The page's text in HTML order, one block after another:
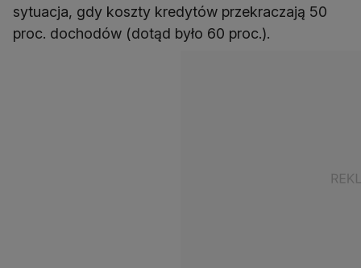
sytuacja, gdy koszty kredytów przekraczają 50
proc. dochodów (dotąd było 60 proc.).